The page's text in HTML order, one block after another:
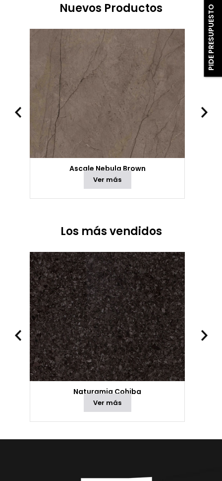
PIDE PRESUPUESTO
Nuevos Productos
Ascale Nebula Brown
Ver más
Los más vendidos
Naturamia Cohiba
Ver más